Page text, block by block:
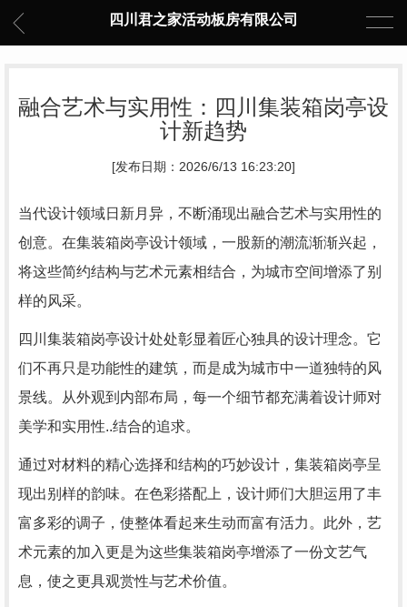
四川君之家活动板房有限公司
融合艺术与实用性：四川集装箱岗亭设
计新趋势
[发布日期：2026/6/13 16:23:20]
当代设计领域日新月异，不断涌现出融合艺术与实用性的
创意。在集装箱岗亭设计领域，一股新的潮流渐渐兴起，
将这些简约结构与艺术元素相结合，为城市空间增添了别
样的风采。
四川集装箱岗亭设计处处彰显着匠心独具的设计理念。它
们不再只是功能性的建筑，而是成为城市中一道独特的风
景线。从外观到内部布局，每一个细节都充满着设计师对
美学和实用性..结合的追求。
通过对材料的精心选择和结构的巧妙设计，集装箱岗亭呈
现出别样的韵味。在色彩搭配上，设计师们大胆运用了丰
富多彩的调子，使整体看起来生动而富有活力。此外，艺
术元素的加入更是为这些集装箱岗亭增添了一份文艺气
息，使之更具观赏性与艺术价值。